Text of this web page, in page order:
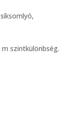
,
szintkülönbség.